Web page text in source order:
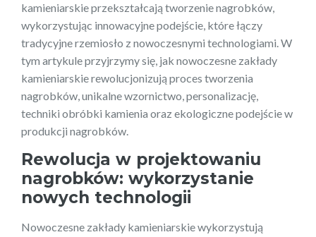
kamieniarskie przekształcają tworzenie nagrobków,
wykorzystując innowacyjne podejście, które łączy
tradycyjne rzemiosło z nowoczesnymi technologiami. W
tym artykule przyjrzymy się, jak nowoczesne zakłady
kamieniarskie rewolucjonizują proces tworzenia
nagrobków, unikalne wzornictwo, personalizację,
techniki obróbki kamienia oraz ekologiczne podejście w
produkcji nagrobków.
Rewolucja w projektowaniu
nagrobków: wykorzystanie
nowych technologii
Nowoczesne zakłady kamieniarskie wykorzystują